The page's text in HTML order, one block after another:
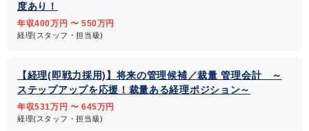
度あり！
年収400万円 〜 550万円
経理(スタッフ・担当級)
【経理(即戦力採用)】将来の管理候補／裁量 管理会計 ～
ステップアップを応援！裁量ある経理ポジション～
年収531万円 〜 645万円
経理(スタッフ・担当級)